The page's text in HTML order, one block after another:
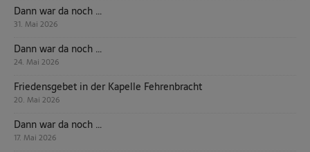
Dann war da noch …
31. Mai 2026
Dann war da noch …
24. Mai 2026
Friedensgebet in der Kapelle Fehrenbracht
20. Mai 2026
Dann war da noch …
17. Mai 2026